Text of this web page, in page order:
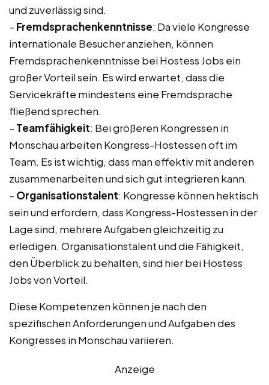
und zuverlässig sind.
– Fremdsprachenkenntnisse: Da viele Kongresse
internationale Besucher anziehen, können
Fremdsprachenkenntnisse bei Hostess Jobs ein
großer Vorteil sein. Es wird erwartet, dass die
Servicekräfte mindestens eine Fremdsprache
fließend sprechen.
– Teamfähigkeit: Bei größeren Kongressen in
Monschau arbeiten Kongress-Hostessen oft im
Team. Es ist wichtig, dass man effektiv mit anderen
zusammenarbeiten und sich gut integrieren kann.
– Organisationstalent: Kongresse können hektisch
sein und erfordern, dass Kongress-Hostessen in der
Lage sind, mehrere Aufgaben gleichzeitig zu
erledigen. Organisationstalent und die Fähigkeit,
den Überblick zu behalten, sind hier bei Hostess
Jobs von Vorteil.
Diese Kompetenzen können je nach den
spezifischen Anforderungen und Aufgaben des
Kongresses in Monschau variieren.
Anzeige